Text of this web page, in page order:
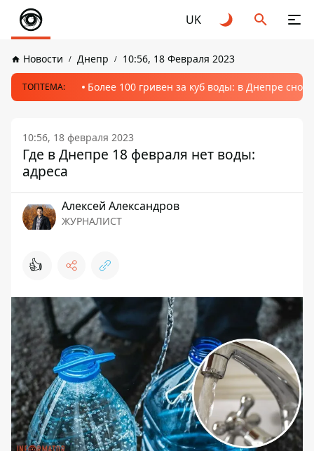
UK
Новости Днепр 10:56, 18 Февраля 2023
ТОПТЕМА: Более 100 гривен за куб воды: в Днепре
10:56, 18 февраля 2023
Где в Днепре 18 февраля нет воды:
адреса
Алексей Александров
ЖУРНАЛИСТ
👍